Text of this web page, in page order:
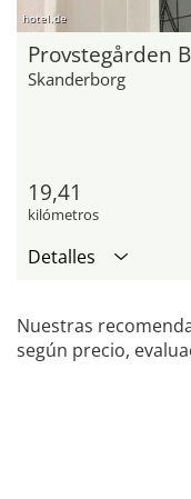
hotel.de
Provstegården
Skanderborg
19,41
kilómetros
Detalles
Nuestras
según precio,